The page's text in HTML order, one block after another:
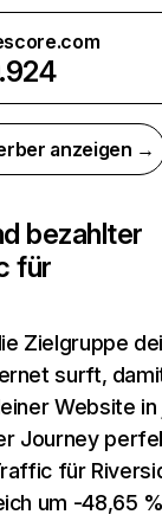
anzeigen →
bezahlter
für
Zielgruppe
surft,
Website
Journey
für
um -48,65